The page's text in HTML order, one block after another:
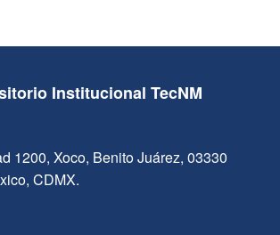
Institucional TecNM
1200, Xoco, Benito Juárez, 03330
CDMX.